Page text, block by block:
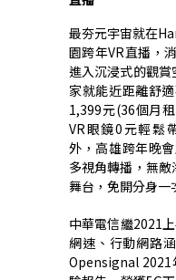
最夯元宇宙就在
園跨年VR直播，
進入沉浸式的觀
家就能近距離舒
1,399元(36個月
VR眼鏡0元輕鬆
外，高雄跨年晚
多視角轉播，無
舞台，免開分身一
中華電信繼2021
網速、行動網路
Opensignal 2021